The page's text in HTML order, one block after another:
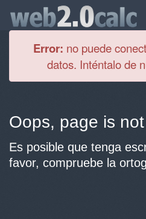
Error: no puede
datos. Inténtalo de
Oops, page is
Es posible que tenga
favor, compruebe la